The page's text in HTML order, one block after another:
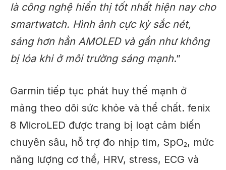
là công nghệ hiển thị tốt nhất hiện nay cho
smartwatch. Hình ảnh cực kỳ sắc nét,
sáng hơn hẳn AMOLED và gần như không
bị lóa khi ở môi trường sáng mạnh.”
Garmin tiếp tục phát huy thế mạnh ở
mảng theo dõi sức khỏe và thể chất. fenix
8 MicroLED được trang bị loạt cảm biến
chuyên sâu, hỗ trợ đo nhịp tim, SpO₂, mức
năng lượng cơ thể, HRV, stress, ECG và